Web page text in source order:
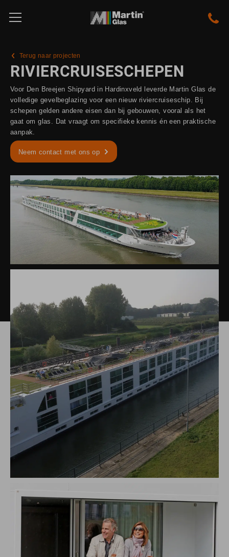
Terug naar projecten
RIVIERCRUISESCHEPEN
Voor Den Breejen Shipyard in Hardinxveld leverde Martin Glas de
volledige gevelbeglazing voor een nieuw riviercruiseschip. Bij
schepen gelden andere eisen dan bij gebouwen, vooral als het
gaat om glas. Dat vraagt om specifieke kennis én een praktische
aanpak.
Neem contact met ons op